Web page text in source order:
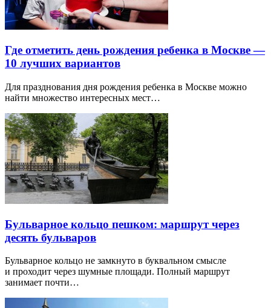
Где отметить день рождения ребенка в Москве —
10 лучших вариантов
Для празднования дня рождения ребенка в Москве можно
найти множество интересных мест…
Бульварное кольцо пешком: маршрут через
десять бульваров
Бульварное кольцо не замкнуто в буквальном смысле
и проходит через шумные площади. Полный маршрут
занимает почти…